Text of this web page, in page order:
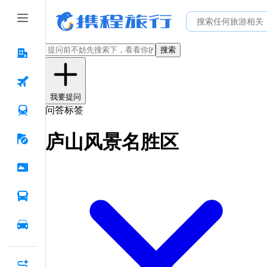
搜索
我要提问
问答标签
庐山风景名胜区